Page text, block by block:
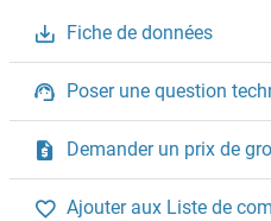
Fiche de données
Poser une question
Demander un prix de
Ajouter aux Liste de